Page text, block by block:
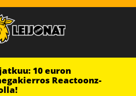
10 euron
Reactoonz-